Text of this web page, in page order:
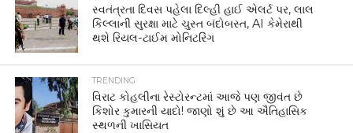
સ્વતંત્રતા દિવસ પહેલા દિલ્હી હાઈ એલર્ટ પર, લાલ
કિલ્લાની સુરક્ષા માટે ચુસ્ત બંદોબસ્ત, AI કેમેરાથી
થશે રિયલ-ટાઈમ મોનિટરિંગ
TRENDING
વિરાટ કોહલીના રેસ્ટોરન્ટમાં આજે પણ જીવંત છે
કિશોર કુમારની યાદો! જાણો શું છે આ ઐતિહાસિક
સ્થળની ખાસિયત